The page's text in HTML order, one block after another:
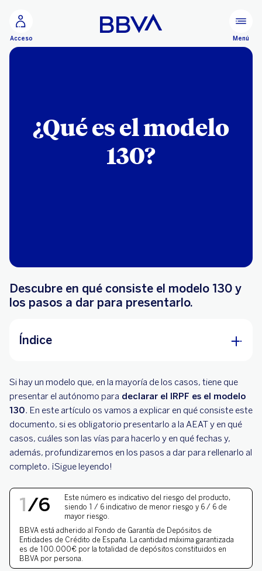
Acceso Menú
¿Qué es el modelo
130?
Descubre en qué consiste el modelo 130 y
los pasos a dar para presentarlo.
Índice
¿Qué gastos se pueden deducir en el modelo
130?
¿Quién está obligado a presentar el modelo
130?
¿Cuándo se tiene que presentar el modelo 130
¿Cómo se presenta el modelo 130?
¿Cómo se rellena el modelo 130 (para
presentarlo a la AEAT)?
En BBVA le damos la bienvenida a tu negocio
Si hay un modelo que, en la mayoría de los casos, tiene que
presentar el autónomo para declarar el IRPF es el modelo
130. En este artículo os vamos a explicar en qué consiste este
documento, si es obligatorio presentarlo a la AEAT y en qué
casos, cuáles son las vías para hacerlo y en qué fechas y,
además, profundizaremos en los pasos a dar para rellenarlo al
completo. ¡Sigue leyendo!
1/6 NIVEL DE RIESGO 1 DE
Este número es indicativo del riesgo del producto,
siendo 1 / 6 indicativo de menor riesgo y 6 / 6 de
mayor riesgo.
BBVA está adherido al
Fondo de Garantía de Depósitos de
Entidades de Crédito de España. La cantidad máxima garantizada
es de 100.000€ por la totalidad de depósitos constituidos en
BBVA por persona.